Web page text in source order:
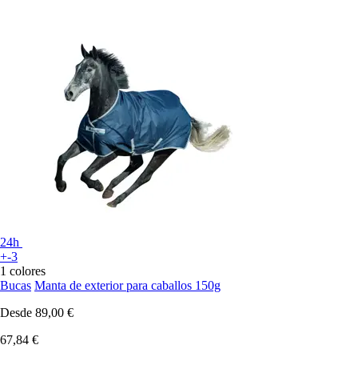
24h
+-3
1 colores
Bucas Manta de exterior para caballos 150g
Desde 89,00 €
67,84 €